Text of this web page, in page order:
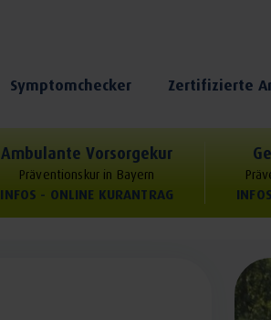
Symptomchecker Zertifizierte
Ambulante Vorsorgekur
Präventionskur in Bayern
INFOS - ONLINE KURANTRAG